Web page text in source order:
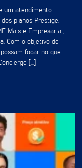
um atendimento
planos Prestige,
Mais e Empresarial,
Com o objetivo de
focar no que
[...]